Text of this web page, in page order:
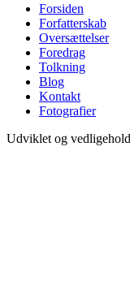
Footer
menu
Forsiden
Forfatterskab
Oversættelser
Foredrag
Tolkning
Blog
Kontakt
Fotografier
Udviklet og